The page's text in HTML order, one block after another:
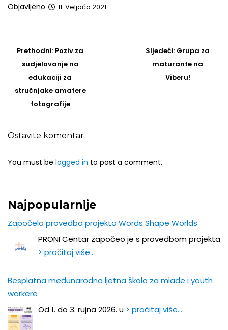
Objavljeno 11. Veljača 2021.
navigation
Prethodni: Prethodni
post
Poziv za
sudjelovanje na
edukaciji za
stručnjake amatere
fotografije
Sljedeći: Sljedeći
Post
Grupa za
maturante na
Viberu!
Ostavite komentar
You must be logged in to post a comment.
Najpopularnije
Započela provedba projekta Words Shape Worlds
PRONI Centar započeo je s provedbom projekta
> pročitaj više…
Besplatna međunarodna ljetna škola za mlade i youth
workere
Od 1. do 3. rujna 2026. u > pročitaj više…